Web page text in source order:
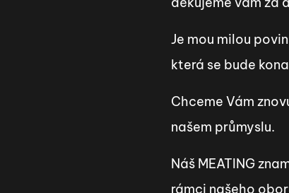
Je mou milou
která se bude
Chceme Vám
našem průmyslu.
Náš MEATING
rámci našeho